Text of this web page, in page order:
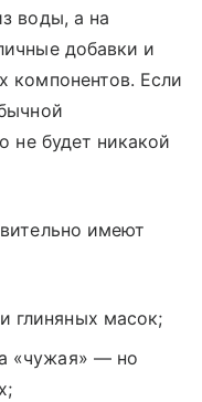
воды, а на
добавки и
компонентов. Если
не будет никакой
имеют
глиняных масок;
«чужая» — но